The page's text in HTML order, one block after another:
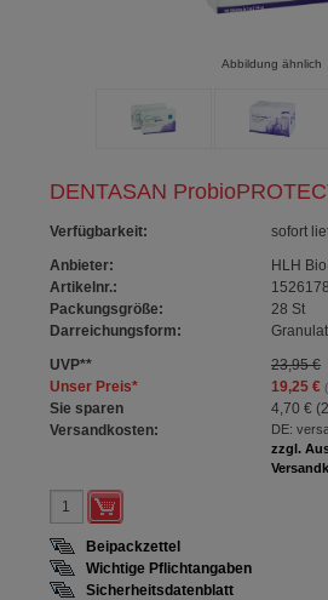
DENTASAN
Verfügbarkeit:
sofort
Anbieter:
HLH
Artikelnr.:
Packungsgröße:
28 St
Darreichungsform:
Granulat
UVP**
23,95 €
Unser Preis* 19,25 €
Sie sparen 4,70 € (
Versandkosten:
DE:
zzgl.
Abbildung ähnlich
Beipackzettel
Wichtige Pflichtangaben
Sicherheitsdatenblatt